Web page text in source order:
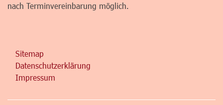
nach Terminvereinbarung möglich.
Sitemap
Datenschutzerklärung
Impressum